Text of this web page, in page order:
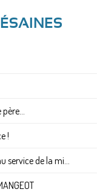
!
de la mi...